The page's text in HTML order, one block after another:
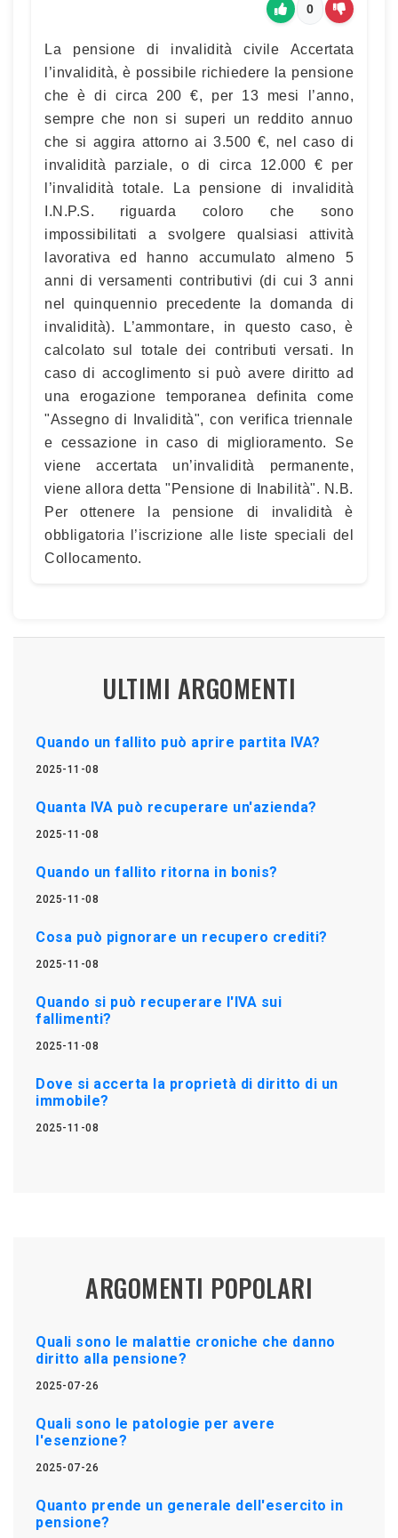
0
La pensione di invalidità civile Accertata
l’invalidità, è possibile richiedere la pensione
che è di circa 200 €, per 13 mesi l’anno,
sempre che non si superi un reddito annuo
che si aggira attorno ai 3.500 €, nel caso di
invalidità parziale, o di circa 12.000 € per
l’invalidità totale. La pensione di invalidità
I.N.P.S. riguarda coloro che sono
impossibilitati a svolgere qualsiasi attività
lavorativa ed hanno accumulato almeno 5
anni di versamenti contributivi (di cui 3 anni
nel quinquennio precedente la domanda di
invalidità). L’ammontare, in questo caso, è
calcolato sul totale dei contributi versati. In
caso di accoglimento si può avere diritto ad
una erogazione temporanea definita come
"Assegno di Invalidità", con verifica triennale
e cessazione in caso di miglioramento. Se
viene accertata un’invalidità permanente,
viene allora detta "Pensione di Inabilità". N.B.
Per ottenere la pensione di invalidità è
obbligatoria l’iscrizione alle liste speciali del
Collocamento.
ULTIMI ARGOMENTI
Quando un fallito può aprire partita IVA?
2025-11-08
Quanta IVA può recuperare un'azienda?
2025-11-08
Quando un fallito ritorna in bonis?
2025-11-08
Cosa può pignorare un recupero crediti?
2025-11-08
Quando si può recuperare l'IVA sui
fallimenti?
2025-11-08
Dove si accerta la proprietà di diritto di un
immobile?
2025-11-08
ARGOMENTI POPOLARI
Quali sono le malattie croniche che danno
diritto alla pensione?
2025-07-26
Quali sono le patologie per avere
l'esenzione?
2025-07-26
Quanto prende un generale dell'esercito in
pensione?